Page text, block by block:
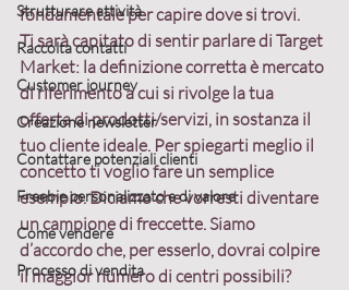
Strutturare attività
Raccolta contatti
Customer journey
Creazione newsletter
Contattare potenziali clienti
Freebie personalizzato e di valore
Come vendere
Processo di vendita
fondamentale per capire dove si trovi.
Ti sarà capitato di sentir parlare di Target
Market: la definizione corretta è mercato
di riferimento a cui si rivolge la tua
offerta di prodotti/servizi, in sostanza il
tuo cliente ideale. Per spiegarti meglio il
concetto ti voglio fare un semplice
esempio. Diciamo che vorresti diventare
un campione di freccette. Siamo
d’accordo che, per esserlo, dovrai colpire
il maggior numero di centri possibili?